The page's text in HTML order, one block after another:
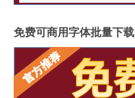
免费可商用字体批量下载